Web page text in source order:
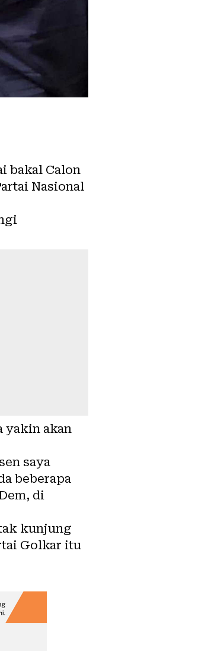
bakal Calon
Nasional
yakin akan
saya
beberapa
di
kunjung
Golkar itu